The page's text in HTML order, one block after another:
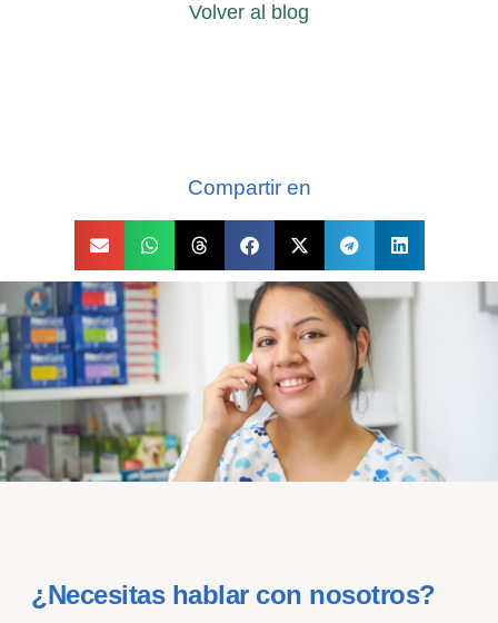
Volver al blog
Compartir en
¿Necesitas hablar con nosotros?